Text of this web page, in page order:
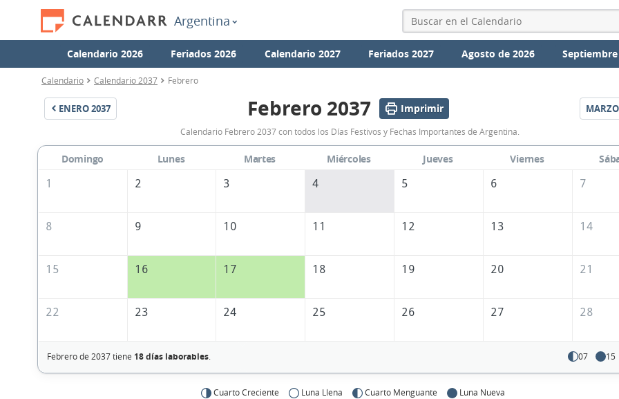
Argentina
Calendario 2026 Feriados 2026 Calendario 2027 Feriados 2027 Agosto de 2026
Calendario Calendario 2037 Febrero
ENERO2037
Calendario
Febrero
2037
Argentina
Febrero 2037 Imprimir MARZO
Calendario Febrero 2037 con todos los Días Festivos y Fechas Importantes de Argentina.
Domingo Lunes Martes Miércoles Jueves Viernes
1
2 3 4 5 6 7
8 9 10 11 12 13 14
15 16 17 18 19 20 21
22 23 24 25 26 27 28
Febrero de 2037 tiene 18 días laborables. 07 15
Cuarto Creciente Luna Llena Cuarto Menguante Luna Nueva